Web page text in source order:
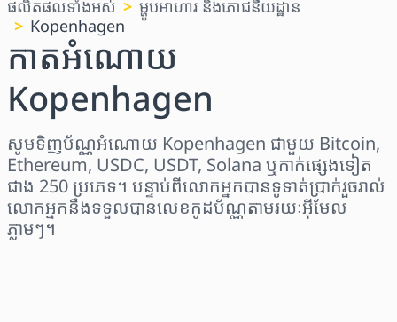
ផលិតផលទាំងអស់
ម្ហូបអាហារ និងភោជនីយដ្ឋាន
Kopenhagen
កាតអំណោយ
Kopenhagen
សូមទិញប័ណ្ណអំណោយ Kopenhagen ជាមួយ Bitcoin,
Ethereum, USDC, USDT, Solana ឬកាក់ផ្សេងទៀត
ជាង 250 ប្រភេទ។ បន្ទាប់ពីលោកអ្នកបានទូទាត់ប្រាក់រួចរាល់
លោកអ្នកនឹងទទួលបានលេខកូដប័ណ្ណតាមរយៈអ៊ីមែល
ភ្លាមៗ។